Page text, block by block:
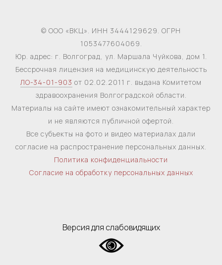
© ООО «ВКЦ». ИНН 3444129629. ОГРН
1053477604069.
Юр. адрес: г. Волгоград, ул. Маршала Чуйкова, дом 1.
Бессрочная лицензия на медицинскую деятельность
ЛО-34-01-903 от 02.02.2011 г. выдана Комитетом
здравоохранения Волгоградской области.
Материалы на сайте имеют ознакомительный характер
и не являются публичной офертой.
Все субъекты на фото и видео материалах дали
согласие на распространение персональных данных.
Политика конфиденциальности
Согласие на обработку персональных данных
Версия для слабовидящих